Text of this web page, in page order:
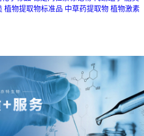
植物提取物标准品 中草药提取物 植物激素